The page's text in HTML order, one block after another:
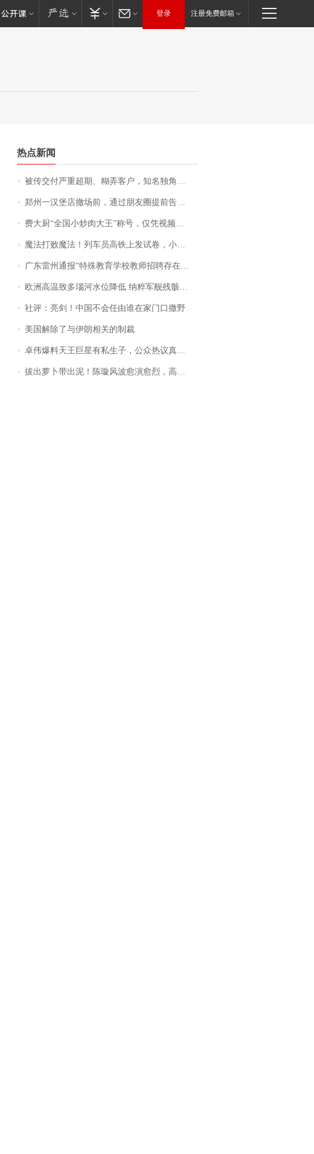
登录 注册免费邮箱
热点新闻
被传交付严重超期、糊弄客户，知名独角兽车企创始人回应：都没证据，将依法采取措施，“本人长期与美国交管局保持沟通，对方表示肯定”
郑州一汉堡店撤场前，通过朋友圈提前告知逐一退费，有顾客仅剩1元也全被退回，分文不少；顾客：言而有信，让人感动
费大厨“全国小炒肉大王”称号，仅凭视频评出？中国烹饪协会回应
魔法打败魔法！列车员高铁上发试卷，小朋友一秒静音，12306回应：列车员个人行为，不是铁路规定
广东雷州通报“特殊教育学校教师招聘存在违规行为”：已启动问责程序 副校长被停职
欧洲高温致多瑙河水位降低 纳粹军舰残骸重见天日
社评：亮剑！中国不会任由谁在家门口撒野
美国解除了与伊朗相关的制裁
卓伟爆料天王巨星有私生子，公众热议真假难辨，实锤何时到来？
拔出萝卜带出泥！陈璇风波愈演愈烈，高晓松、张铁林也被“揪出”